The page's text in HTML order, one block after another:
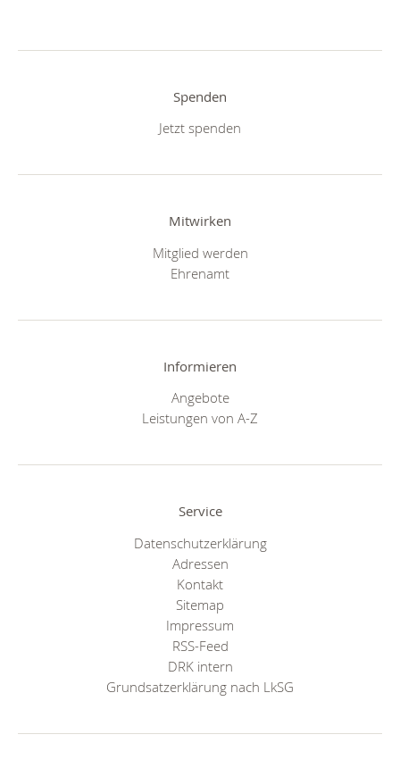
Spenden
Jetzt spenden
Mitwirken
Mitglied werden
Ehrenamt
Informieren
Angebote
Leistungen von A-Z
Service
Datenschutzerklärung
Adressen
Kontakt
Sitemap
Impressum
RSS-Feed
DRK intern
Grundsatzerklärung nach LkSG